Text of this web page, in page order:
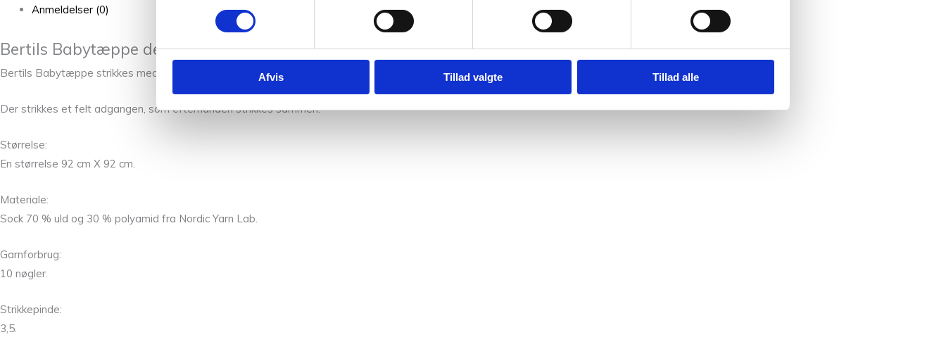
Afvis Tillad valgte Tillad alle
Anmeldelser (0)
Bertils Babytæppe designet af Jena Kofoed
Bertils Babytæppe strikkes med brug af Domino teknikken og afsluttes med en fin blondekant.
Der strikkes et felt adgangen, som efterhånden strikkes sammen.
Størrelse:
En størrelse 92 cm X 92 cm.
Materiale:
Sock 70 % uld og 30 % polyamid fra Nordic Yarn Lab.
Garnforbrug:
10 nøgler.
Strikkepinde:
3,5.